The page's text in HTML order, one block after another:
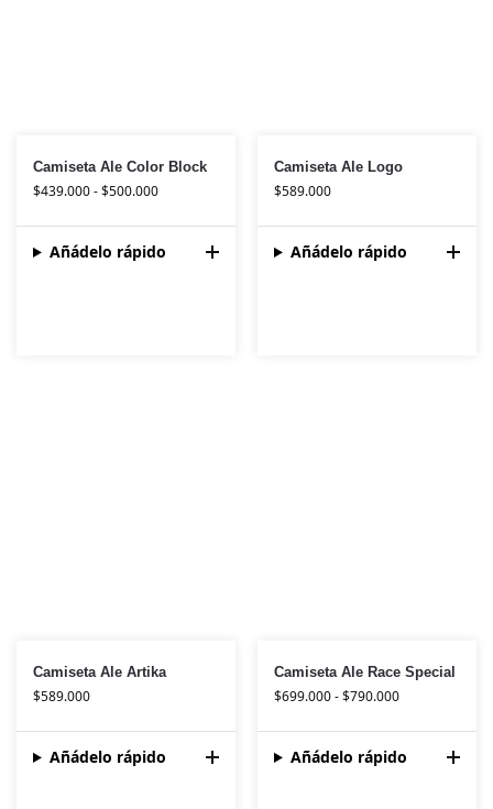
Camiseta Ale Color Block
$439.000-$500.000
Añádelo rápido
Camiseta Ale Logo
$589.000
Añádelo rápido
Camiseta Ale Artika
$589.000
Añádelo rápido
Camiseta Ale Race Special
$699.000-$790.000
Añádelo rápido